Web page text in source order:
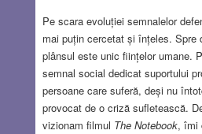
Pe scara evoluției semnalelor
mai puțin cercetat și înțeles. Spre
plânsul este unic ființelor umane.
semnal social dedicat suportului
persoane care suferă, deși nu
provocat de o criză sufletească.
vizionam filmul The Notebook, îmi